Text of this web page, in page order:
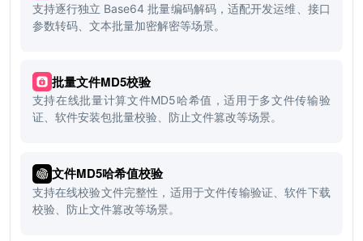
支持逐行独立 Base64 批量编码解码，适配开发运维、接口
参数转码、文本批量加密解密等场景。
批量文件MD5校验
支持在线批量计算文件MD5哈希值，适用于多文件传输验
证、软件安装包批量校验、防止文件篡改等场景。
文件MD5哈希值校验
支持在线校验文件完整性，适用于文件传输验证、软件下载
校验、防止文件篡改等场景。